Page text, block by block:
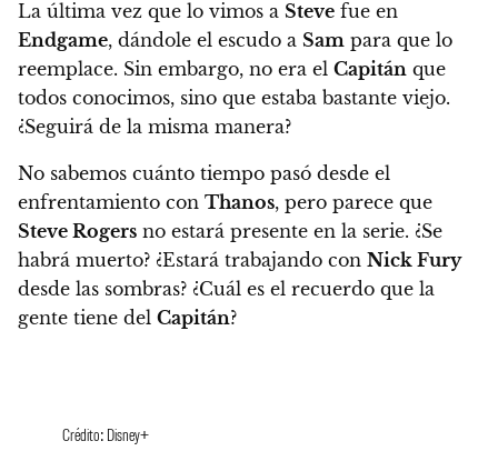
La última vez que lo vimos a Steve fue en
Endgame, dándole el escudo a Sam para que lo
reemplace. Sin embargo, no era el Capitán que
todos conocimos, sino que estaba bastante viejo.
¿Seguirá de la misma manera?
No sabemos cuánto tiempo pasó desde el
enfrentamiento con Thanos, pero parece que
Steve Rogers no estará presente en la serie. ¿Se
habrá muerto? ¿Estará trabajando con Nick Fury
desde las sombras? ¿Cuál es el recuerdo que la
gente tiene del Capitán?
Crédito: Disney+